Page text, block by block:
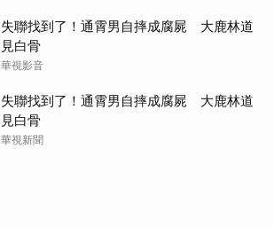
失聯找到了！通霄男自摔成腐屍 大鹿林道
見白骨
華視影音
失聯找到了！通霄男自摔成腐屍 大鹿林道
見白骨
華視新聞